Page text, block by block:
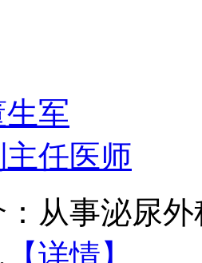
军
任医师
事泌尿外
【详情】